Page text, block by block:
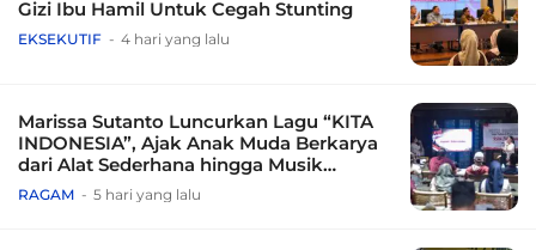
Gizi Ibu Hamil Untuk Cegah Stunting
EKSEKUTIF 4 hari yang lalu
Marissa Sutanto Luncurkan Lagu “KITA
INDONESIA”, Ajak Anak Muda Berkarya
dari Alat Sederhana hingga Musik
Tradisional
RAGAM 5 hari yang lalu